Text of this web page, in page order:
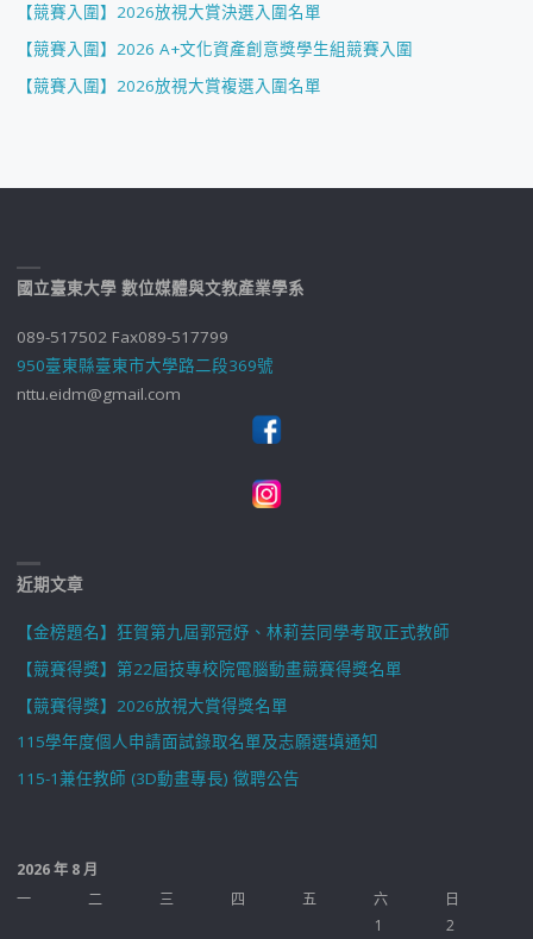
【競賽入圍】2026放視大賞決選入圍名單
【競賽入圍】2026 A+文化資產創意獎學生組競賽入圍
【競賽入圍】2026放視大賞複選入圍名單
國立臺東大學 數位媒體與文教產業學系
089-517502 Fax089-517799
950臺東縣臺東市大學路二段369號
nttu.eidm@gmail.com
近期文章
【金榜題名】狂賀第九屆郭冠妤、林莉芸同學考取正式教師
【競賽得獎】第22屆技專校院電腦動畫競賽得獎名單
【競賽得獎】2026放視大賞得獎名單
115學年度個人申請面試錄取名單及志願選填通知
115-1兼任教師 (3D動畫專長) 徵聘公告
2026 年 8 月
一
二 三 四 五 六
日
1
2